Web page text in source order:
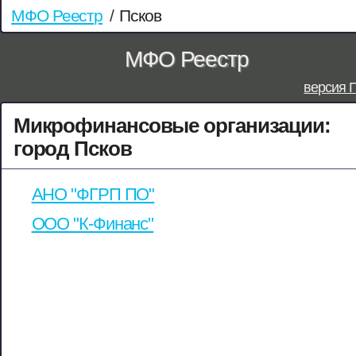
МФО Реестр / Псков
МФО Реестр
версия
Микрофинансовые организации:
город Псков
АНО "ФГРП ПО"
ООО "К-Финанс"